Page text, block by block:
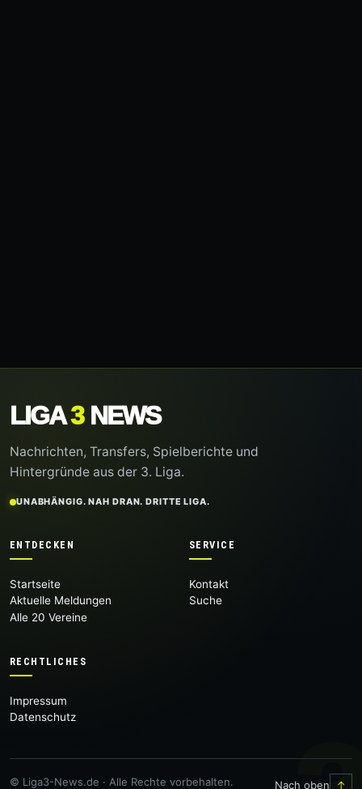
LIGA3NEWS
Nachrichten, Transfers, Spielberichte und
Hintergründe aus der 3. Liga.
UNABHÄNGIG. NAH DRAN. DRITTE LIGA.
ENTDECKEN
Startseite
Aktuelle Meldungen
Alle 20 Vereine
SERVICE
Kontakt
Suche
RECHTLICHES
Impressum
Datenschutz
© Liga3-News.de · Alle Rechte vorbehalten. Nach oben ↑